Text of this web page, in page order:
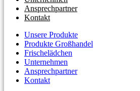
Ansprechpartner
Kontakt
Unsere Produkte
Produkte Großhandel
Frischelädchen
Unternehmen
Ansprechpartner
Kontakt